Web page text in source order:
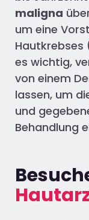
maligna
um eine
Hautkrebses
es wichtig,
von einem
lassen, um
und
Behandlung